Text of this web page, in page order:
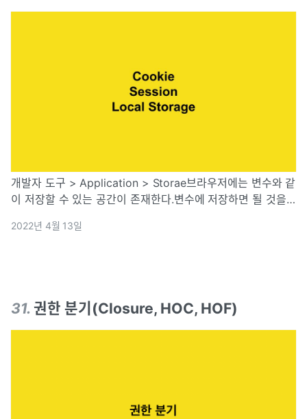
개발자 도구 > Application > Storae브라우저에는 변수와 같
이 저장할 수 있는 공간이 존재한다.변수에 저장하면 될 것을
새로고침하면 사라진다. 하지만 cookie, local storage, se
2022년 4월 13일
31. 권한 분기(Closure, HOC, HOF)